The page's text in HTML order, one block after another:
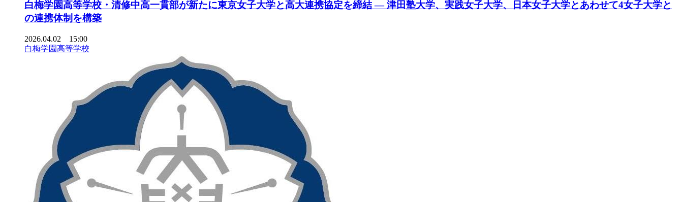
白梅学園高等学校・清修中高一貫部が新たに東京女子大学と高大連携協定を締結 ― 津田塾大学、実践女子大学、日本女子大学とあわせて4女子大学と
の連携体制を構築
2026.04.02 15:00
白梅学園高等学校